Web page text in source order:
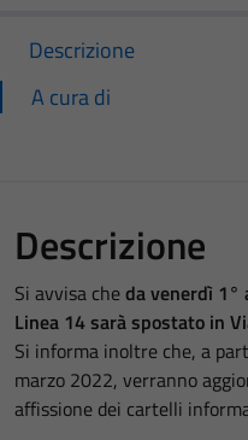
Descrizione
A cura di
Descrizione
Si avvisa cheda venerdì 1°
Linea 14 sarà spostato in
Si informa inoltre che, a
marzo 2022, verranno
affissione dei cartelli